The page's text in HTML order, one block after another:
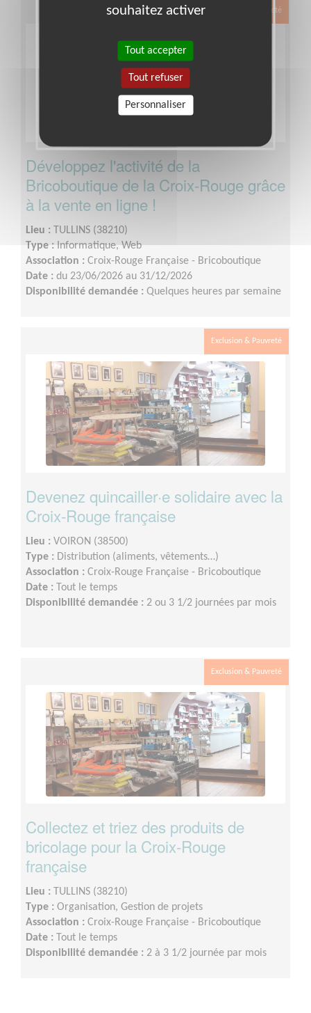
Exclusion & Pauvreté
Développez l'activité de la
Bricoboutique de la Croix-Rouge grâce
à la vente en ligne !
Lieu : TULLINS (38210)
Type : Informatique, Web
Association : Croix-Rouge Française - Bricoboutique
Date : du 23/06/2026 au 31/12/2026
Disponibilité demandée : Quelques heures par semaine
Exclusion & Pauvreté
Devenez quincailler·e solidaire avec la
Croix-Rouge française
Lieu : VOIRON (38500)
Type : Distribution (aliments, vêtements…)
Association : Croix-Rouge Française - Bricoboutique
Date : Tout le temps
Disponibilité demandée : 2 ou 3 1/2 journées par mois
Exclusion & Pauvreté
Collectez et triez des produits de
bricolage pour la Croix-Rouge
française
Lieu : TULLINS (38210)
Type : Organisation, Gestion de projets
Association : Croix-Rouge Française - Bricoboutique
Date : Tout le temps
Disponibilité demandée : 2 à 3 1/2 journée par mois
souhaitez activer
Tout accepter
Tout refuser
Personnaliser